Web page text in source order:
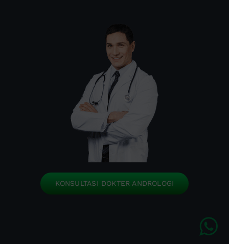
KONSULTASI DOKTER ANDROLOGI